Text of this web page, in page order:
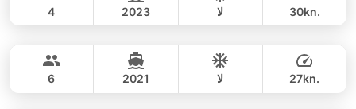
47,100 THB
4 2023 لا 30kn.
MONTEREY 28FT
6 2021 لا 27kn.